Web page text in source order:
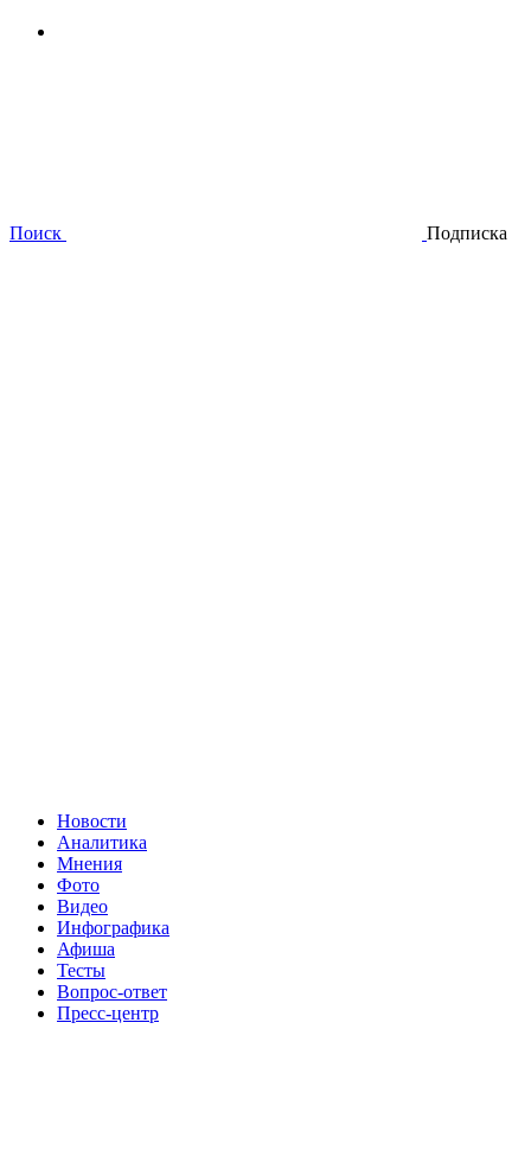
Поиск Подписка
Новости
Аналитика
Мнения
Фото
Видео
Инфографика
Афиша
Тесты
Вопрос-ответ
Пресс-центр